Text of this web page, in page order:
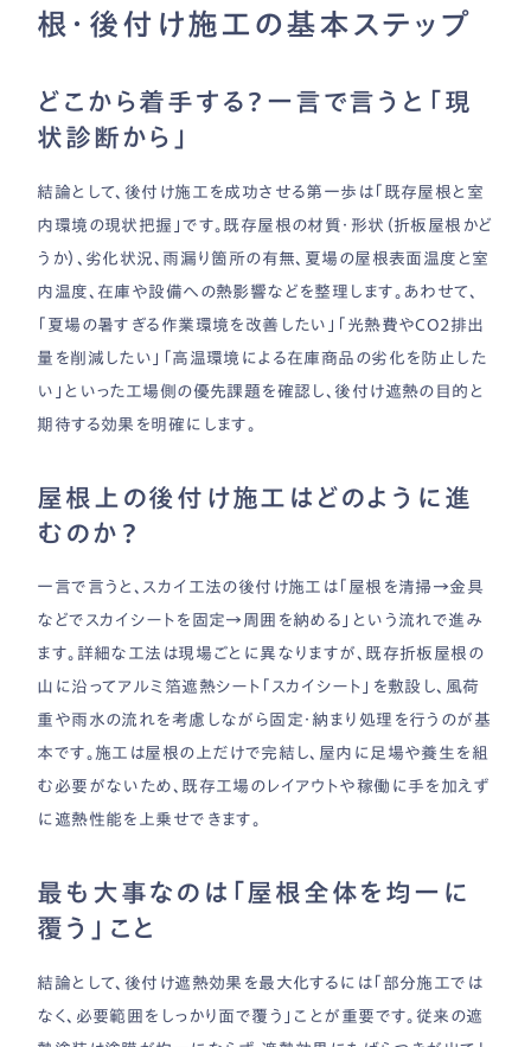
根・後付け施工の基本ステップ
どこから着手する？一言で言うと「現
状診断から」
結論として、後付け施工を成功させる第一歩は「既存屋根と室
内環境の現状把握」です。既存屋根の材質・形状（折板屋根かど
うか）、劣化状況、雨漏り箇所の有無、夏場の屋根表面温度と室
内温度、在庫や設備への熱影響などを整理します。あわせて、
「夏場の暑すぎる作業環境を改善したい」「光熱費やCO2排出
量を削減したい」「高温環境による在庫商品の劣化を防止した
い」といった工場側の優先課題を確認し、後付け遮熱の目的と
期待する効果を明確にします。
屋根上の後付け施工はどのように進
むのか？
一言で言うと、スカイ工法の後付け施工は「屋根を清掃→金具
などでスカイシートを固定→周囲を納める」という流れで進み
ます。詳細な工法は現場ごとに異なりますが、既存折板屋根の
山に沿ってアルミ箔遮熱シート「スカイシート」を敷設し、風荷
重や雨水の流れを考慮しながら固定・納まり処理を行うのが基
本です。施工は屋根の上だけで完結し、屋内に足場や養生を組
む必要がないため、既存工場のレイアウトや稼働に手を加えず
に遮熱性能を上乗せできます。
最も大事なのは「屋根全体を均一に
覆う」こと
結論として、後付け遮熱効果を最大化するには「部分施工では
なく、必要範囲をしっかり面で覆う」ことが重要です。従来の遮